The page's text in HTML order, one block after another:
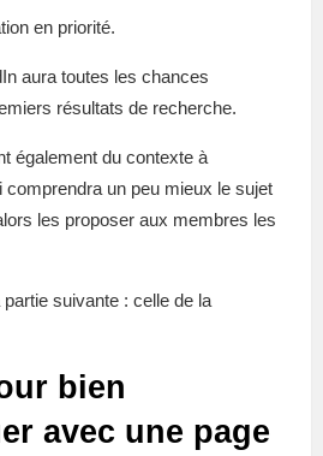
en priorité.
aura toutes les chances
résultats de recherche.
également du contexte à
comprendra un peu mieux le sujet
les proposer aux membres les
suivante : celle de la
bien
avec une page